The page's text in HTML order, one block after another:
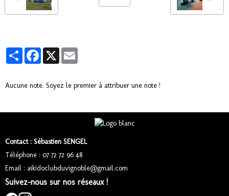
PartagerFacebook
X
Aucune note. Soyez le premier à attribuer une note !
Contact : Sébastien SENGEL
Téléphone : 07 72 72 96 48
Email : aikidoclubduvignoble@gmail.com
Suivez-nous sur nos réseaux !